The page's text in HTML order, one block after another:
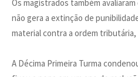
Os magistrados também
não gera a extinção de
material contra a ordem
A Décima Primeira Turma